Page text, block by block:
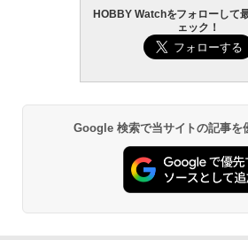
HOBBY Watchをフォローして
ェック！
Google 検索で当サイトの記事を